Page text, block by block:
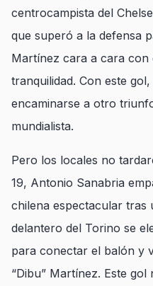
centrocampista del
que superó a la defensa
Martínez cara a cara
tranquilidad. Con este
encaminarse a otro
mundialista.
Pero los locales no
19, Antonio Sanabria
chilena espectacular tras
delantero del Torino se
para conectar el balón y
“Dibu” Martínez. Este